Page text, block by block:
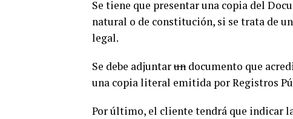
Se tiene que presentar una copia del
natural o de constitución, si se trata de
legal.
Se debe adjuntarun documento que
una copia literal emitida por Registros
Por último, el cliente tendrá que indicar